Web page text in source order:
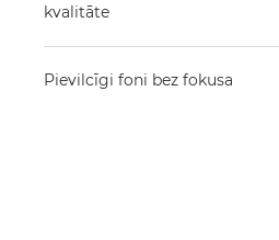
kvalitāte
Pievilcīgi foni bez fokusa